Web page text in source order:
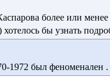
более или
хотелось бы узнать
1972 был феноменален